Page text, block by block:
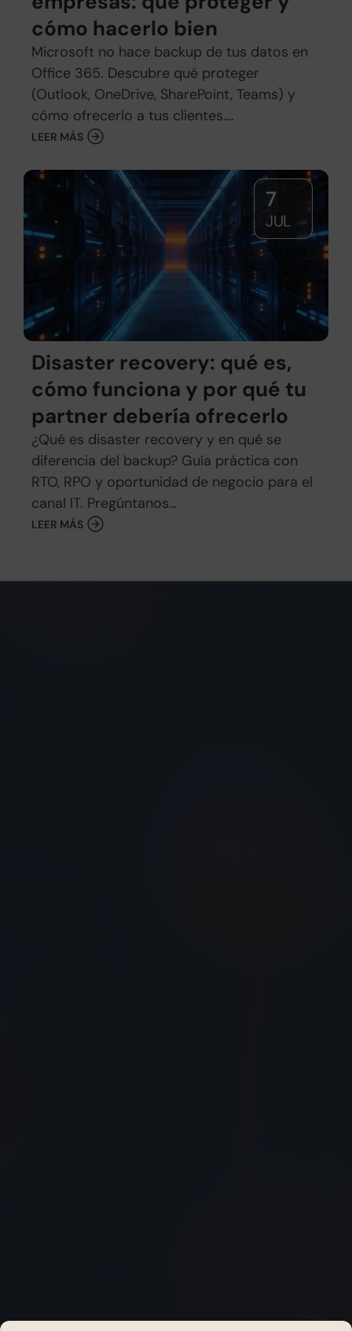
cómo hacerlo bien
Microsoft no hace backup de tus datos en
Office 365. Descubre qué proteger
(Outlook, OneDrive, SharePoint, Teams) y
cómo ofrecerlo a tus clientes….
LEER MÁS
7
JUL
Disaster recovery: qué es,
cómo funciona y por qué tu
partner debería ofrecerlo
¿Qué es disaster recovery y en qué se
diferencia del backup? Guía práctica con
RTO, RPO y oportunidad de negocio para el
canal IT. Pregúntanos…
LEER MÁS